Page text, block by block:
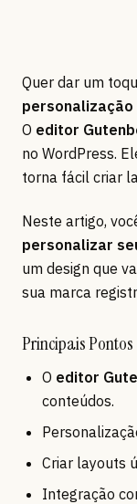
Quer dar um
personalização
O editor
no WordPress.
torna fácil criar
Neste artigo,
personalizar
um design que
sua marca
Principais Pontos
O editor
conteúdos.
Criar layouts
Integração